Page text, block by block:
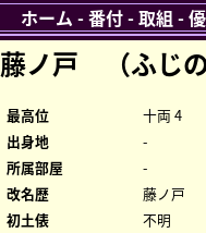
藤ノ戸 （ふじ
最高位
十両 4
出身地
-
所属部屋
-
改名歴
藤ノ戸
初土俵
不明
ホーム -番付-取組 -